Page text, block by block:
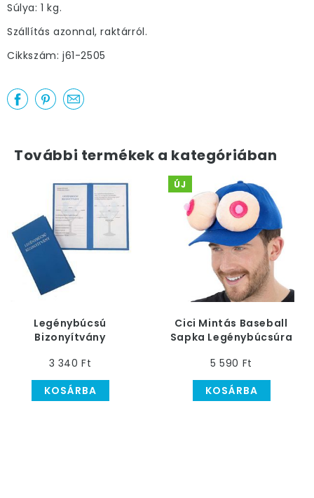
Súlya: 1 kg.
Szállítás azonnal, raktárról.
Cikkszám: j61-2505
További termékek a kategóriában
Legénybúcsú
Bizonyítvány
3 340 Ft
KOSÁRBA
ÚJ
Cici Mintás Baseball
Sapka Legénybúcsúra
5 590 Ft
KOSÁRBA